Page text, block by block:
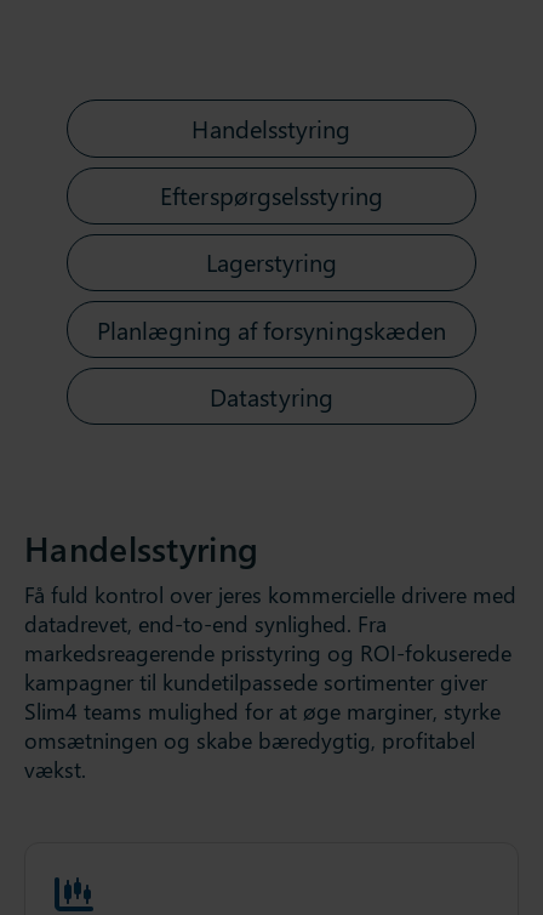
Handelsstyring
Efterspørgselsstyring
Lagerstyring
Planlægning af forsyningskæden
Datastyring
Handelsstyring
Få fuld kontrol over jeres kommercielle drivere med
datadrevet, end-to-end synlighed. Fra
markedsreagerende prisstyring og ROI-fokuserede
kampagner til kundetilpassede sortimenter giver
Slim4 teams mulighed for at øge marginer, styrke
omsætningen og skabe bæredygtig, profitabel
vækst.